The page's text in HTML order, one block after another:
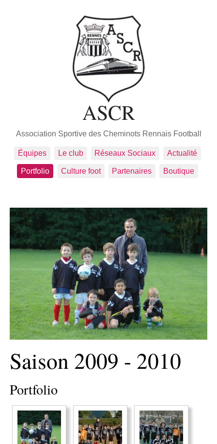
ASCR
Association Sportive des Cheminots Rennais Football
Équipes Le club Réseaux Sociaux Actualité
Portfolio Culture foot Partenaires Boutique
Saison 2009 - 2010
Portfolio